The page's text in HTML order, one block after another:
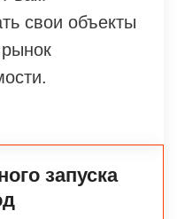
свои объекты
запуска